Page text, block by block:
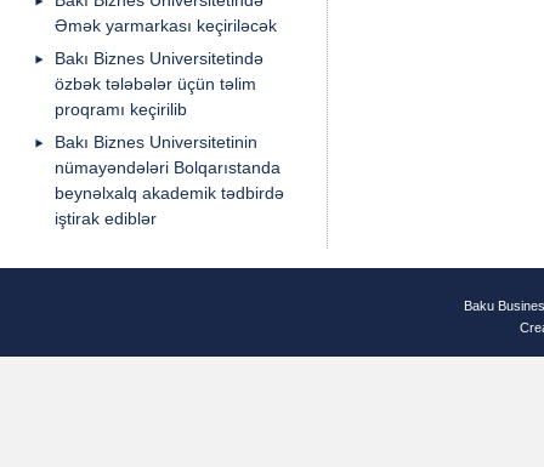
Əmək yarmarkası keçiriləcək
Bakı Biznes Universitetində
özbək tələbələr üçün təlim
proqramı keçirilib
Bakı Biznes Universitetinin
nümayəndələri Bolqarıstanda
beynəlxalq akademik tədbirdə
iştirak ediblər
Baku